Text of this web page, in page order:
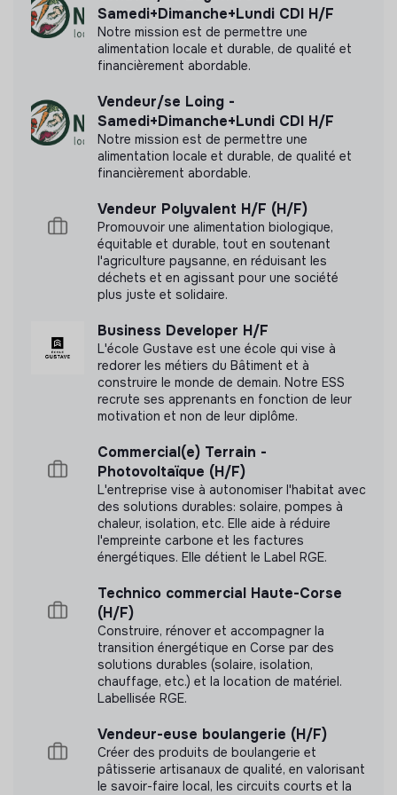
Labels et certifications
Cette structure n'a pas souhaité nous
communiquer les labels ou certifications qu'elle a
pu obtenir.
Documents
N'a pas encore communiqué de documents de
transparence
Samedi+Dimanche+Lundi CDI H/F
Notre mission est de permettre une
alimentation locale et durable, de qualité et
financièrement abordable.
Vendeur/se Loing -
Samedi+Dimanche+Lundi CDI H/F
Notre mission est de permettre une
alimentation locale et durable, de qualité et
financièrement abordable.
Vendeur Polyvalent H/F (H/F)
Promouvoir une alimentation biologique,
équitable et durable, tout en soutenant
l'agriculture paysanne, en réduisant les
déchets et en agissant pour une société
plus juste et solidaire.
Business Developer H/F
L'école Gustave est une école qui vise à
redorer les métiers du Bâtiment et à
construire le monde de demain. Notre ESS
recrute ses apprenants en fonction de leur
motivation et non de leur diplôme.
Commercial(e) Terrain -
Photovoltaïque (H/F)
L'entreprise vise à autonomiser l'habitat avec
des solutions durables: solaire, pompes à
chaleur, isolation, etc. Elle aide à réduire
l'empreinte carbone et les factures
énergétiques. Elle détient le Label RGE.
Technico commercial Haute-Corse
(H/F)
Construire, rénover et accompagner la
transition énergétique en Corse par des
solutions durables (solaire, isolation,
chauffage, etc.) et la location de matériel.
Labellisée RGE.
Vendeur-euse boulangerie (H/F)
Créer des produits de boulangerie et
pâtisserie artisanaux de qualité, en valorisant
le savoir-faire local, les circuits courts et la